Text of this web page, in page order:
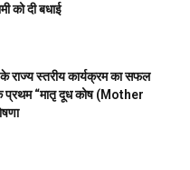
को दी बधाई
के राज्य स्तरीय कार्यक्रम का सफल
प्रथम “मातृ दूध कोष (Mother